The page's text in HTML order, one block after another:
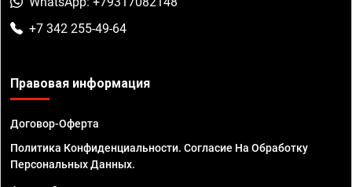
+7 342 255-49-64
Правовая информация
Договор-Оферта
Политика Конфиденциальности. Согласие На Обработку
Персональных Данных.